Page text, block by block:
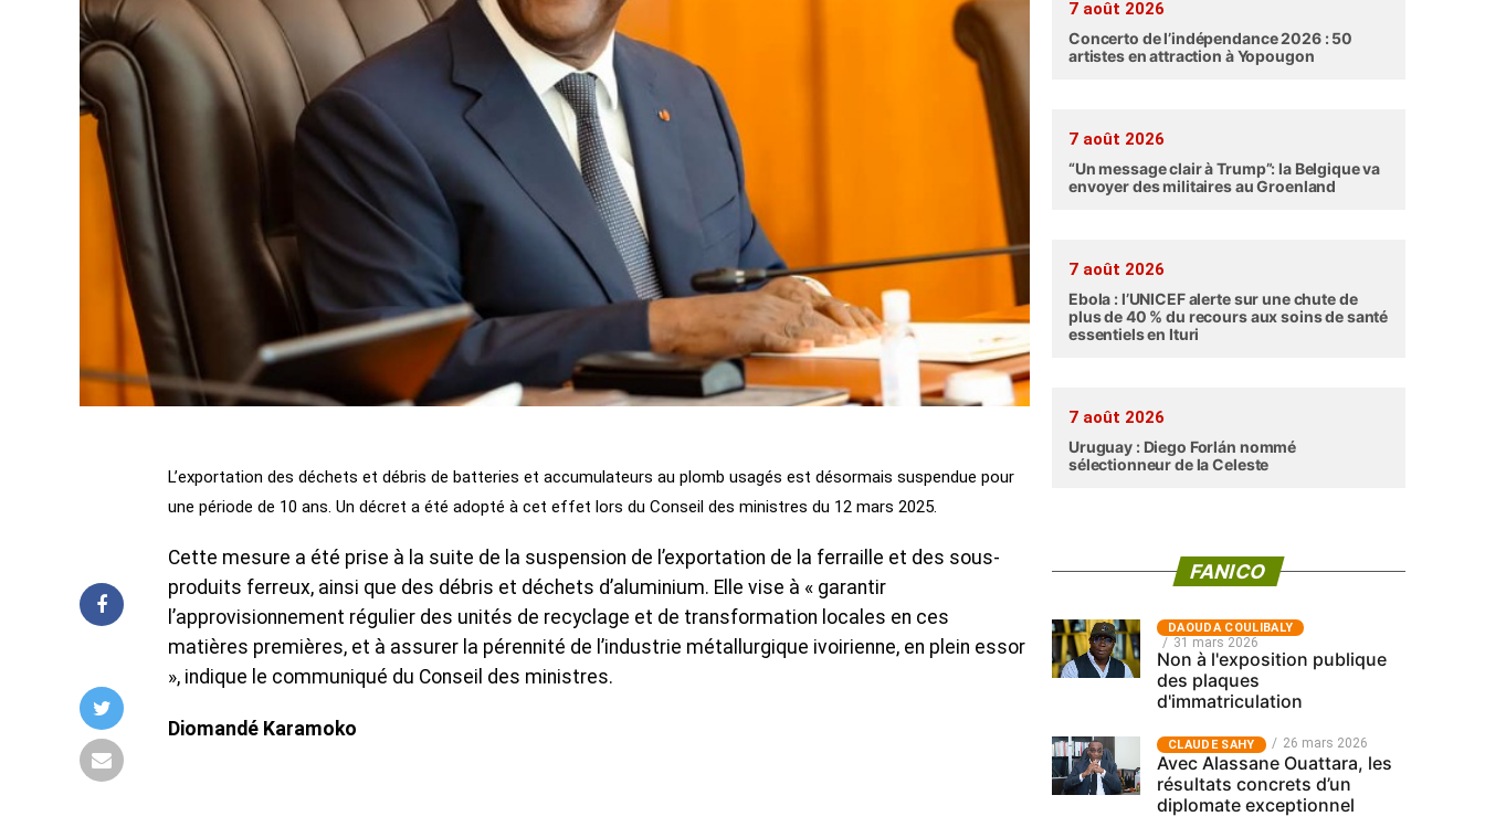
L’exportation des déchets et débris de batteries et accumulateurs au plomb usagés est désormais suspendue pour
une période de 10 ans. Un décret a été adopté à cet effet lors du Conseil des ministres du 12 mars 2025.
Cette mesure a été prise à la suite de la suspension de l’exportation de la ferraille et des sous-
produits ferreux, ainsi que des débris et déchets d’aluminium. Elle vise à « garantir
l’approvisionnement régulier des unités de recyclage et de transformation locales en ces
matières premières, et à assurer la pérennité de l’industrie métallurgique ivoirienne, en plein essor
», indique le communiqué du Conseil des ministres.
Diomandé Karamoko
7 août 2026
Concerto de l’indépendance 2026 : 50
artistes en attraction à Yopougon
7 août 2026
“Un message clair à Trump”: la Belgique va
envoyer des militaires au Groenland
7 août 2026
Ebola : l’UNICEF alerte sur une chute de
plus de 40 % du recours aux soins de santé
essentiels en Ituri
7 août 2026
Uruguay : Diego Forlán nommé
sélectionneur de la Celeste
FANICO
‎DAOUDA COULIBALY
31 mars 2026
Non à l'exposition publique
des plaques
d'immatriculation
CLAUDE SAHY 26 mars 2026
Avec Alassane Ouattara, les
résultats concrets d’un
diplomate exceptionnel